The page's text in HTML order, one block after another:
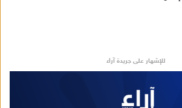
للإشهار على جريدة آراء